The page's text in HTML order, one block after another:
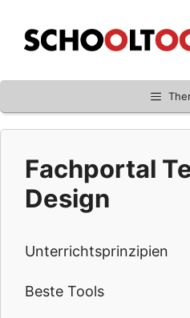
Inhalt
springen
Fachportal
Design
Unterrichtsprinzipien
Beste Tools